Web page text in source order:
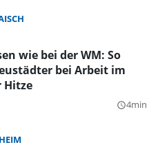
wie bei der WM: So
bei Arbeit im
Hitze
query_builder4min